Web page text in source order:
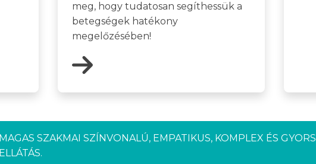
meg, hogy tudatosan segíthessük a
betegségek hatékony
megelőzésében!
MAGAS SZAKMAI SZÍNVONALÚ, EMPATIKUS, KOMPLEX ÉS GYORS
ELLÁTÁS.